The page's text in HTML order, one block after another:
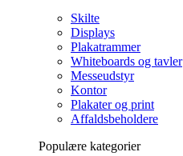
Skilte
Displays
Plakatrammer
Whiteboards og tavler
Messeudstyr
Kontor
Plakater og print
Affaldsbeholdere
Populære kategorier